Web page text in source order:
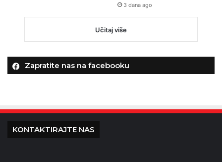
3 dana ago
Učitaj više
Zapratite nas na facebooku
KONTAKTIRAJTE NAS